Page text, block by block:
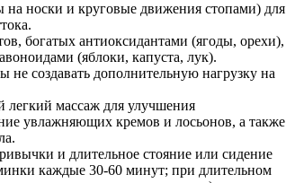
носки и круговые движения стопами) для
богатых антиоксидантами (ягоды, орехи),
(яблоки, капуста, лук).
создавать дополнительную нагрузку на
легкий массаж для улучшения
увлажняющих кремов и лосьонов, а также
и длительное стояние или сидение
каждые 30-60 минут; при длительном